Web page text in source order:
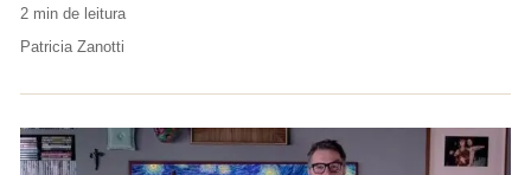
2 min de leitura
Patricia Zanotti